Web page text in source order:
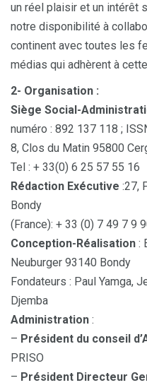
un réel plaisir et un intérêt
notre disponibilité à
continent avec toutes les
médias qui adhèrent à
2- Organisation :
Siège Social-
numéro : 892 137 118 ;
8, Clos du Matin 95800
Tel : + 33(0) 6 25 57 55 16
Rédaction Exécutive :27,
Bondy
(France): + 33 (0) 7 49 7 9
Conception-Réalisation :
Neuburger 93140 Bondy
Fondateurs : Paul Yamga,
Djemba
Administration :
– Président du conseil
PRISO
– Président Directeur